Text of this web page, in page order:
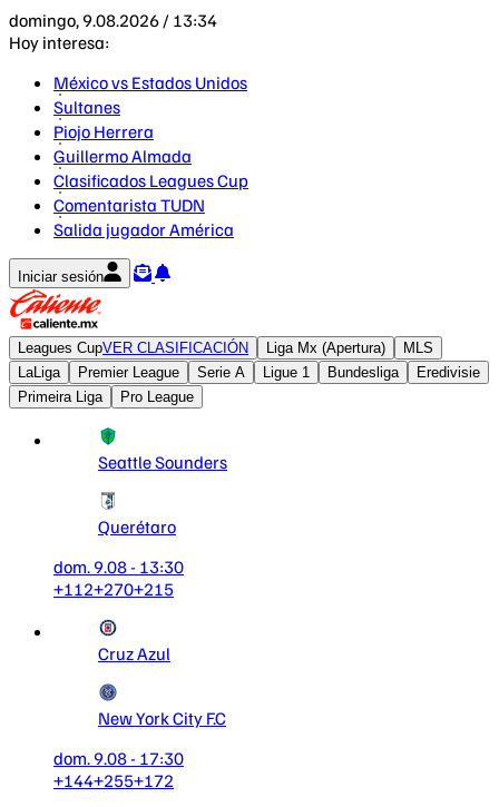
domingo, 9.08.2026 / 13:34
Hoy interesa:
México vs Estados Unidos
Sultanes
Piojo Herrera
Guillermo Almada
Clasificados Leagues Cup
Comentarista TUDN
Salida jugador América
Iniciar sesión
Leagues CupVER CLASIFICACIÓN Liga Mx (Apertura)
MLS
LaLiga
Premier League Serie A Ligue 1 Bundesliga
Eredivisie
Primeira Liga
Pro League
Seattle Sounders
Querétaro
dom. 9.08 - 13:30
+112+270+215
Cruz Azul
New York City F.C
dom. 9.08 - 17:30
+144+255+172